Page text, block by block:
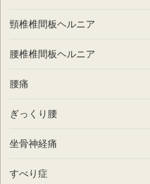
頸椎椎間板ヘルニア
腰椎椎間板ヘルニア
腰痛
ぎっくり腰
坐骨神経痛
すべり症